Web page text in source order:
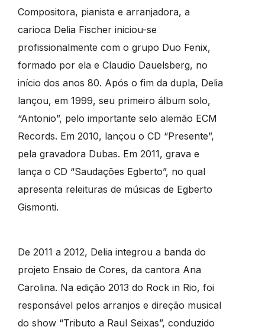
Compositora, pianista e arranjadora, a
carioca Delia Fischer iniciou-se
profissionalmente com o grupo Duo Fenix,
formado por ela e Claudio Dauelsberg, no
início dos anos 80. Após o fim da dupla, Delia
lançou, em 1999, seu primeiro álbum solo,
“Antonio”, pelo importante selo alemão ECM
Records. Em 2010, lançou o CD “Presente”,
pela gravadora Dubas. Em 2011, grava e
lança o CD “Saudações Egberto”, no qual
apresenta releituras de músicas de Egberto
Gismonti.
De 2011 a 2012, Delia integrou a banda do
projeto Ensaio de Cores, da cantora Ana
Carolina. Na edição 2013 do Rock in Rio, foi
responsável pelos arranjos e direção musical
do show “Tributo a Raul Seixas”, conduzido